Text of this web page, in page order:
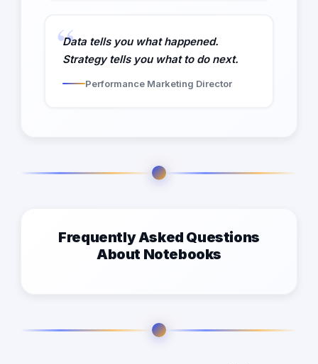
Data tells you what happened.
Strategy tells you what to do next.
Performance Marketing Director
Frequently Asked Questions
About Notebooks